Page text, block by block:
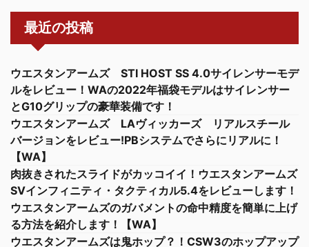
最近の投稿
ウエスタンアームズ STI HOST SS 4.0サイレンサーモデ
ルをレビュー！WAの2022年福袋モデルはサイレンサー
とG10グリップの豪華装備です！
ウエスタンアームズ LAヴィッカーズ リアルスチール
バージョンをレビュー!PBシステムでさらにリアルに！
【WA】
肉抜きされたスライドがカッコイイ！ウエスタンアームズ
SVインフィニティ・タクティカル5.4をレビューします！
ウエスタンアームズのガバメントの命中精度を簡単に上げ
る方法を紹介します！【WA】
ウエスタンアームズは鬼ホップ？！CSW3のホップアップ